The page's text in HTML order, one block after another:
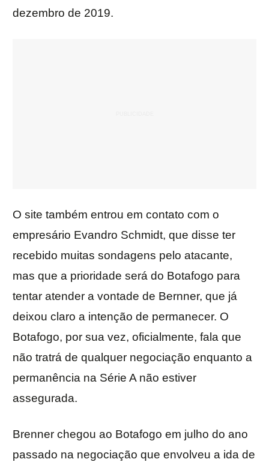
dezembro de 2019.
O site também entrou em contato com o
empresário Evandro Schmidt, que disse ter
recebido muitas sondagens pelo atacante,
mas que a prioridade será do Botafogo para
tentar atender a vontade de Bernner, que já
deixou claro a intenção de permanecer. O
Botafogo, por sua vez, oficialmente, fala que
não tratrá de qualquer negociação enquanto a
permanência na Série A não estiver
assegurada.
Brenner chegou ao Botafogo em julho do ano
passado na negociação que envolveu a ida de